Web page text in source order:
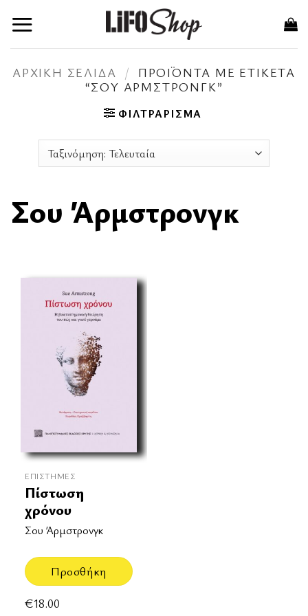
στο
ΑΡΧΙΚΉ ΣΕΛΊΔΑ /
ΠΡΟΪΌΝΤΑ ΜΕ ΕΤΙΚΈΤΑ
“ΣΟΥ ΆΡΜΣΤΡΟΝΓΚ”
ΦΙΛΤΡΆΡΙΣΜΑ
Σου Άρμστρονγκ
ΕΠΙΣΤΉΜΕΣ
Πίστωση
χρόνου
Σου Άρμστρονγκ
Προσθήκη
€18.00